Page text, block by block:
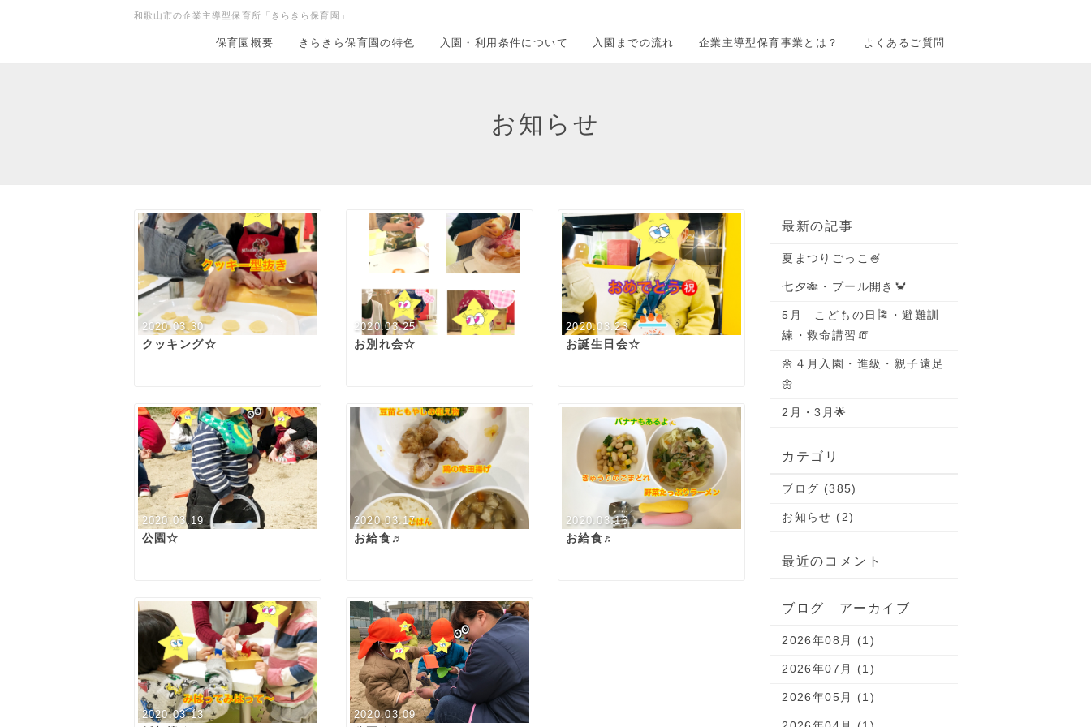
和歌山市の企業主導型保育所「きらきら保育園」
保育園概要 きらきら保育園の特色 入園・利用条件について 入園までの流れ 企業主導型保育事業とは？ よくあるご質問
お知らせ
2020.03.30
クッキング☆
2020.03.25
お別れ会☆
2020.03.23
お誕生日会☆
2020.03.19
公園☆
2020.03.17
お給食♬
2020.03.16
お給食♬
2020.03.13 2020.03.09
最新の記事
夏まつりごっこ🍧
七夕🎋・プール開き🦀
5月 こどもの日🎏・避難訓
練・救命講習🧯
🌼４月入園・進級・親子遠足
🌼
2月・3月🌟
カテゴリ
ブログ (385)
お知らせ (2)
最近のコメント
ブログ アーカイブ
2026年08月 (1)
2026年07月 (1)
2026年05月 (1)